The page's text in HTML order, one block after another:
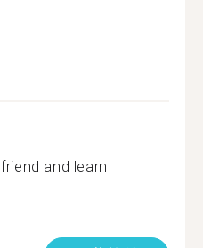
and learn